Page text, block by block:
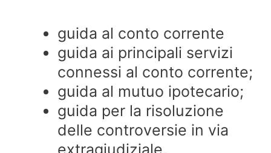
guida al conto corrente
guida ai principali servizi
connessi al conto corrente;
guida al mutuo ipotecario;
guida per la risoluzione
delle controversie in via